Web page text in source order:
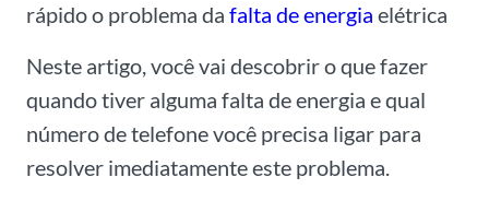
rápido o problema da falta de energia elétrica
Neste artigo, você vai descobrir o que fazer
quando tiver alguma falta de energia e qual
número de telefone você precisa ligar para
resolver imediatamente este problema.